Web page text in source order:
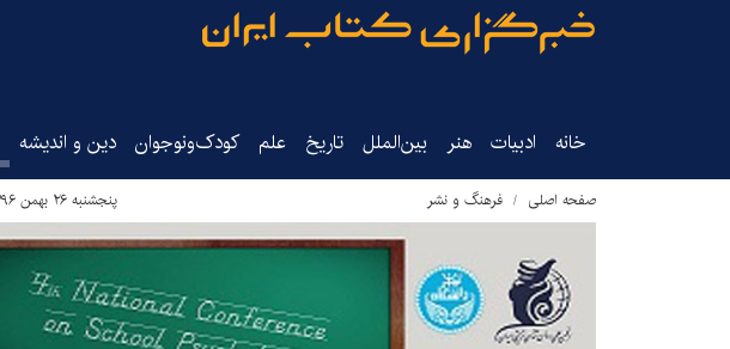
خانه ادبیات هنر بین‌الملل تاریخ‌ علم کودک‌ونوجوان دین و اندیشه
صفحه اصلی فرهنگ و نشر پنجشنبه ۲۶ بهمن ۱۳۹۶ - ۰۹:۵۲